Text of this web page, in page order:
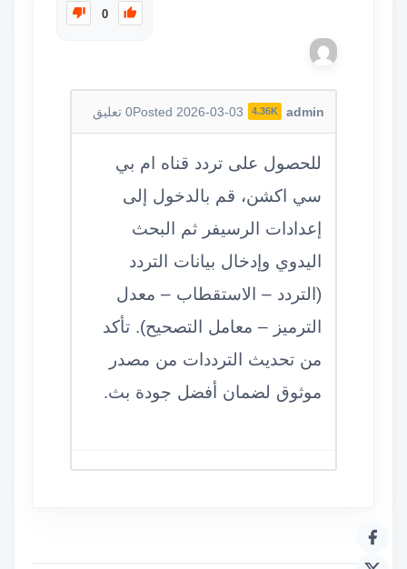
0
admin
4.36K
Posted 2026-03-03
0 تعليق
للحصول على تردد قناه ام بي
سي اكشن، قم بالدخول إلى
إعدادات الرسيفر ثم البحث
اليدوي وإدخال بيانات التردد
(التردد – الاستقطاب – معدل
الترميز – معامل التصحيح). تأكد
من تحديث الترددات من مصدر
موثوق لضمان أفضل جودة بث.